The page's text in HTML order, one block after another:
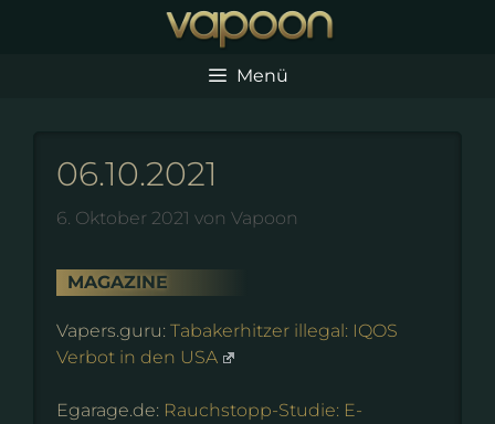
Menü
06.10.2021
6. Oktober 2021 von Vapoon
MAGAZINE
Vapers.guru: Tabakerhitzer illegal: IQOS
Verbot in den USA
Egarage.de: Rauchstopp-Studie: E-